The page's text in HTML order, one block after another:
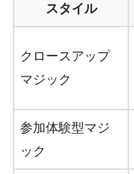
スタイル
クロースアップ
マジック
参加体験型マジ
ック